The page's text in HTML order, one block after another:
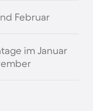
Februar
im Januar